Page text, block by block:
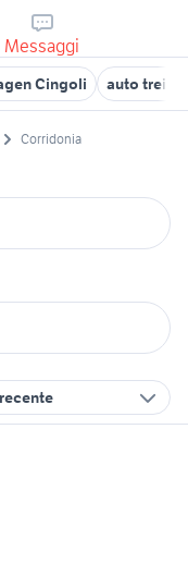
Messaggi
Cingoli auto treia
Corridonia